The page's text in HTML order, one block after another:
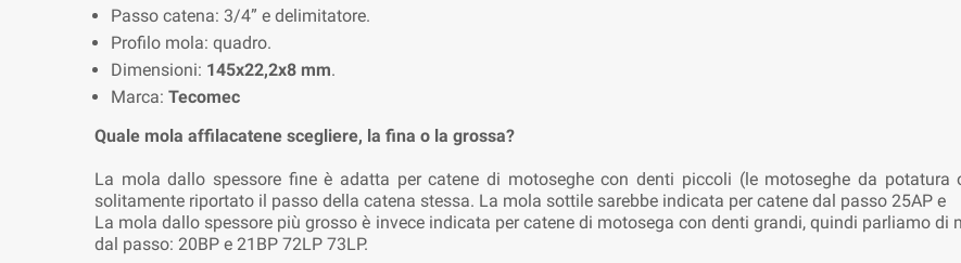
Passo catena: 3/4” e delimitatore.
Profilo mola: quadro.
Dimensioni: 145x22,2x8 mm.
Marca: Tecomec
Quale mola affilacatene scegliere, la fina o la grossa?
La mola dallo spessore fine è adatta per catene di motoseghe con denti piccoli (le motoseghe da potatura
solitamente riportato il passo della catena stessa. La mola sottile sarebbe indicata per catene dal passo 25AP e
La mola dallo spessore più grosso è invece indicata per catene di motosega con denti grandi, quindi parliamo
dal passo: 20BP e 21BP 72LP 73LP.